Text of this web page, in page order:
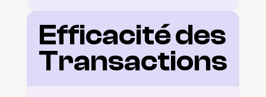
Efficacité des
Transactions